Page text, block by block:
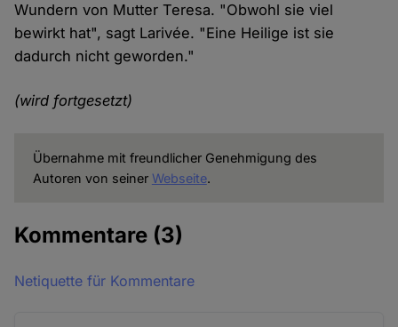
Wundern von Mutter Teresa. "Obwohl sie viel
bewirkt hat", sagt Larivée. "Eine Heilige ist sie
dadurch nicht geworden."
(wird fortgesetzt)
Übernahme mit freundlicher Genehmigung des
Autoren von seiner Webseite.
Kommentare (3)
Netiquette für Kommentare